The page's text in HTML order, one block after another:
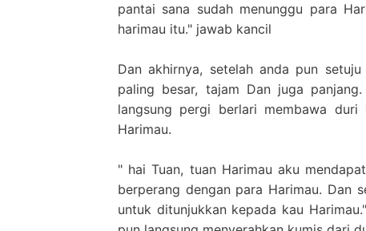
pantai sana sudah menunggu para
harimau itu." jawab kancil
Dan akhirnya, setelah anda pun
paling besar, tajam Dan juga
langsung pergi berlari membawa duri
Harimau.
" hai Tuan, tuan Harimau aku
berperang dengan para Harimau. Dan
untuk ditunjukkan kepada kau